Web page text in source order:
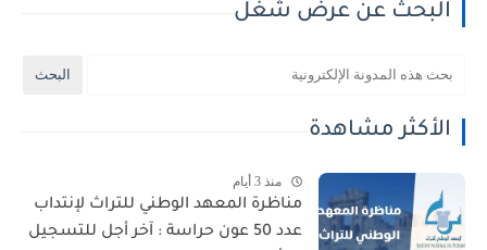
البحث عن عرض شغل
الأكثر مشاهدة
منذ 3 أيام
مناظرة المعهد الوطني للتراث لإنتداب
عدد 50 عون حراسة : آخر أجل للتسجيل